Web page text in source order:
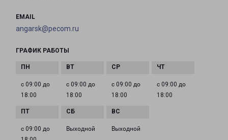
EMAIL
angarsk@pecom.ru
ГРАФИК РАБОТЫ
с 09:00 до
18:00
с 09:00 до
18:00
с 09:00 до
18:00
с 09:00 до
18:00
с 09:00 до
Выходной Выходной